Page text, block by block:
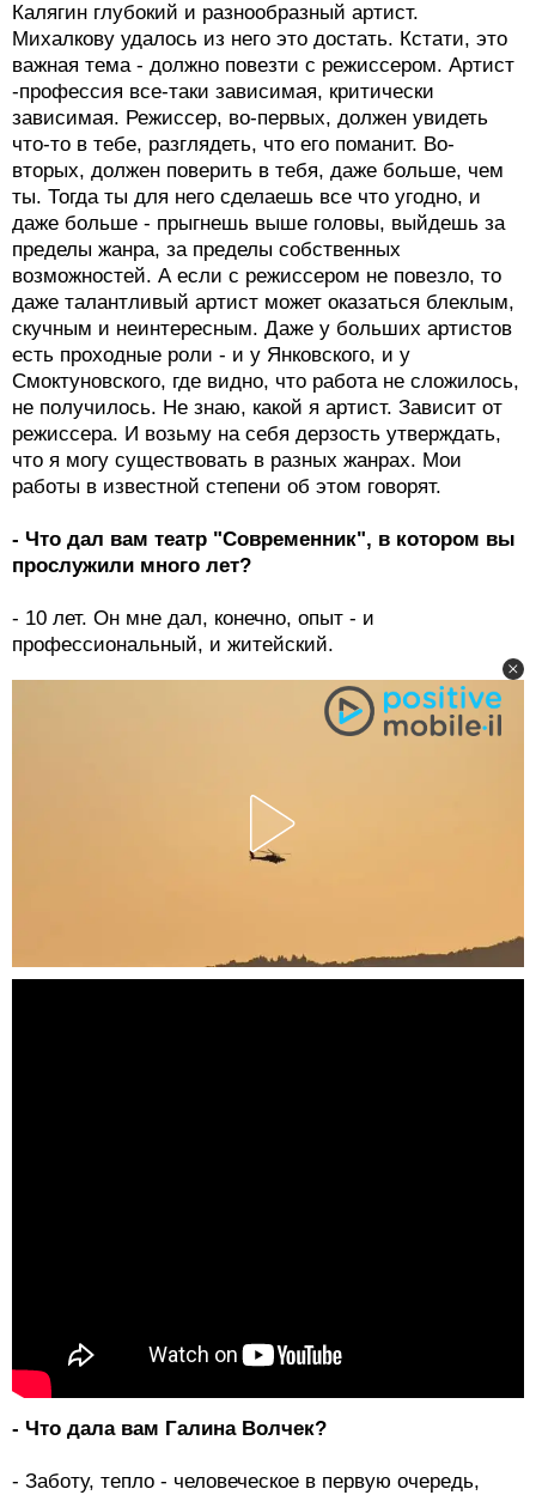
Калягин глубокий и разнообразный артист.
Михалкову удалось из него это достать. Кстати, это
важная тема - должно повезти с режиссером. Артист
-профессия все-таки зависимая, критически
зависимая. Режиссер, во-первых, должен увидеть
что-то в тебе, разглядеть, что его поманит. Во-
вторых, должен поверить в тебя, даже больше, чем
ты. Тогда ты для него сделаешь все что угодно, и
даже больше - прыгнешь выше головы, выйдешь за
пределы жанра, за пределы собственных
возможностей. А если с режиссером не повезло, то
даже талантливый артист может оказаться блеклым,
скучным и неинтересным. Даже у больших артистов
есть проходные роли - и у Янковского, и у
Смоктуновского, где видно, что работа не сложилось,
не получилось. Не знаю, какой я артист. Зависит от
режиссера. И возьму на себя дерзость утверждать,
что я могу существовать в разных жанрах. Мои
работы в известной степени об этом говорят.
- Что дал вам театр "Современник", в котором вы
прослужили много лет?
- 10 лет. Он мне дал, конечно, опыт - и
профессиональный, и житейский.
- Что дала вам Галина Волчек?
- Заботу, тепло - человеческое в первую очередь,